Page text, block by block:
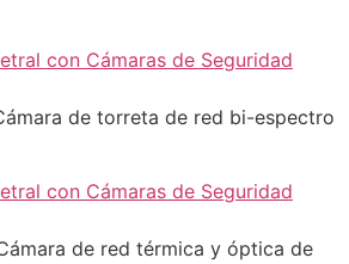
de torreta de red bi-espectro
de red térmica y óptica de